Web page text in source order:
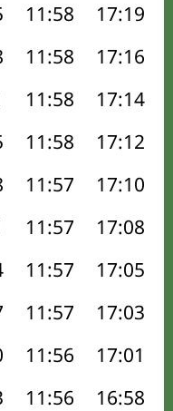
11:58 17:19
11:58 17:16
11:58 17:14
11:58 17:12
11:57 17:10
11:57 17:08
11:57 17:05
11:57 17:03
11:56 17:01
11:56 16:58